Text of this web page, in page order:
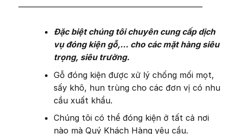
——————————————————————–
Đặc biệt chúng tôi chuyên cung cấp dịch
vụ đóng kiện gỗ,… cho các mặt hàng siêu
trọng, siêu trường.
Gỗ đóng kiện được xử lý chống mối mọt,
sấy khô, hun trùng cho các đơn vị có nhu
cầu xuất khẩu.
Chúng tôi có thể đóng kiện ở tất cả nơi
nào mà Quý Khách Hàng yêu cầu.